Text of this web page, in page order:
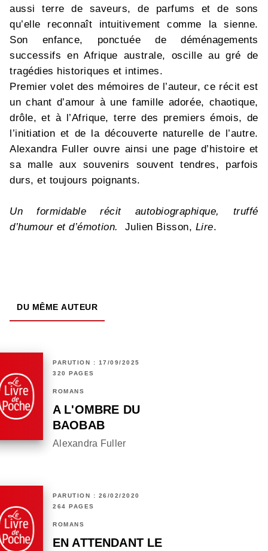
aussi terre de saveurs, de parfums et de sons
qu’elle reconnaît intuitivement comme la sienne.
Son enfance, ponctuée de déménagements
successifs en Afrique australe, oscille au gré de
tragédies historiques et intimes.
Premier volet des mémoires de l’auteur, ce récit est
un chant d’amour à une famille adorée, chaotique,
drôle, et à l’Afrique, terre des premiers émois, de
l’initiation et de la découverte naturelle de l’autre.
Alexandra Fuller ouvre ainsi une page d’histoire et
sa malle aux souvenirs souvent tendres, parfois
durs, et toujours poignants.
Un formidable récit autobiographique, truffé
d’humour et d’émotion. Julien Bisson, Lire.
DU MÊME AUTEUR
PARUTION : 17/09/2025
320 PAGES
ROMANS
A L'OMBRE DU
BAOBAB
Alexandra Fuller
PARUTION : 26/02/2020
264 PAGES
ROMANS
EN ATTENDANT LE